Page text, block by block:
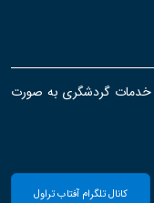
خدمات گردشگری به صورت
کانال تلگرام آفتاب تراول